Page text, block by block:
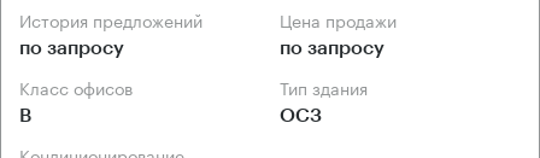
История предложений
по запросу
Цена продажи
по запросу
Класс офисов
B
Тип здания
ОСЗ